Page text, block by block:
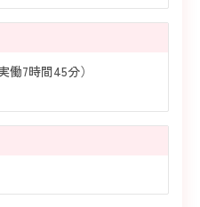
働7時間45分）